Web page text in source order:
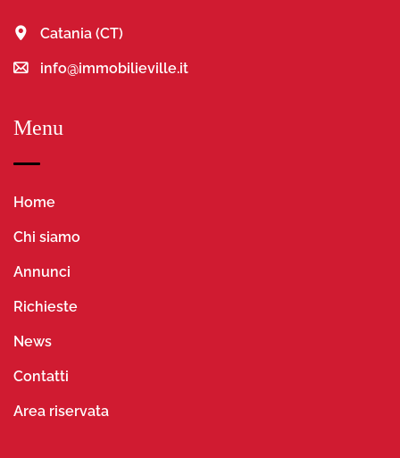
Catania (CT)
info@immobilieville.it
Menu
Home
Chi siamo
Annunci
Richieste
News
Contatti
Area riservata